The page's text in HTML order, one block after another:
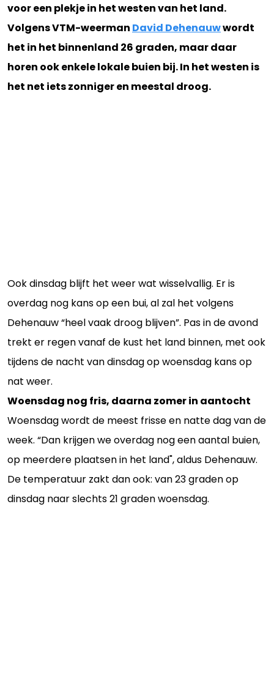
voor een plekje in het westen van het land.
Volgens VTM-weerman David Dehenauwwordt
het in het binnenland 26 graden, maar daar
horen ook enkele lokale buien bij. In het westen is
het net iets zonniger en meestal droog.
Ook dinsdag blijft het weer wat wisselvallig. Er is
overdag nog kans op een bui, al zal het volgens
Dehenauw “heel vaak droog blijven”. Pas in de avond
trekt er regen vanaf de kust het land binnen, met ook
tijdens de nacht van dinsdag op woensdag kans op
nat weer.
Woensdag nog fris, daarna zomer in aantocht
Woensdag wordt de meest frisse en natte dag van de
week. “Dan krijgen we overdag nog een aantal buien,
op meerdere plaatsen in het land", aldus Dehenauw.
De temperatuur zakt dan ook: van 23 graden op
dinsdag naar slechts 21 graden woensdag.